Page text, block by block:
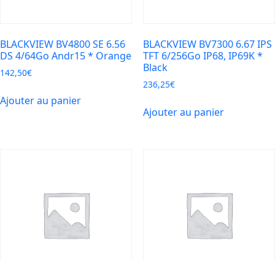
BLACKVIEW BV4800 SE 6.56
DS 4/64Go Andr15 * Orange
142,50€
Ajouter au panier
BLACKVIEW BV7300 6.67 IPS
TFT 6/256Go IP68, IP69K *
Black
236,25€
Ajouter au panier